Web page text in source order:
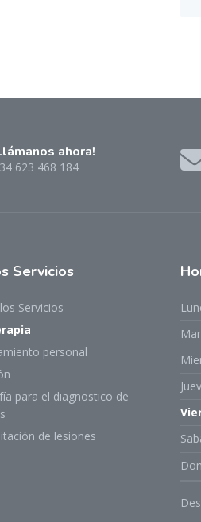
ahora!
623 468 184
Servicios
Servicios
personal
para el diagnostico de
de lesiones